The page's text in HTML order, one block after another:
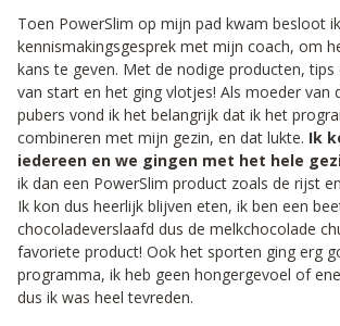
Toen PowerSlim op mijn pad kwam besloot
kennismakingsgesprek met mijn coach, om
kans te geven. Met de nodige producten, tips
van start en het ging vlotjes! Als moeder van
pubers vond ik het belangrijk dat ik het
combineren met mijn gezin, en dat lukte. Ik
iedereen en we gingen met het hele
ik dan een PowerSlim product zoals de rijst en
Ik kon dus heerlijk blijven eten, ik ben een
chocoladeverslaafd dus de melkchocolade
favoriete product! Ook het sporten ging erg
programma, ik heb geen hongergevoel of
dus ik was heel tevreden.